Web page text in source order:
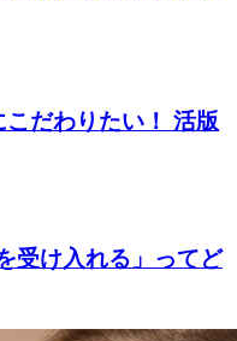
だわりたい！ 活版
受け入れる」ってど